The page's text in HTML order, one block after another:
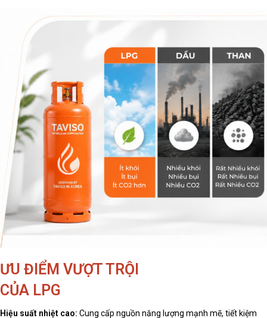
ƯU ĐIỂM VƯỢT TRỘI
CỦA LPG
Hiệu suất nhiệt cao: Cung cấp nguồn năng lượng mạnh mẽ, tiết kiệm